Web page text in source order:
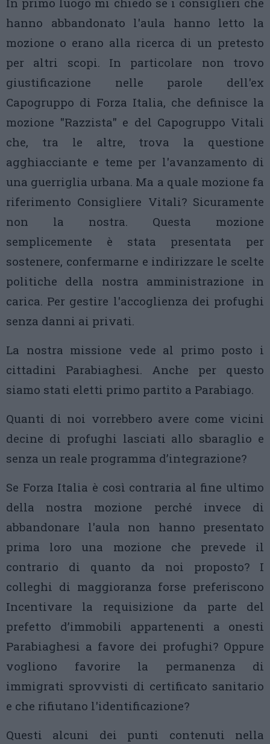
hanno abbandonato l'aula hanno letto la
mozione o erano alla ricerca di un pretesto
per altri scopi. In particolare non trovo
giustificazione nelle parole dell'ex
Capogruppo di Forza Italia, che definisce la
mozione "Razzista" e del Capogruppo Vitali
che, tra le altre, trova la questione
agghiacciante e teme per l'avanzamento di
una guerriglia urbana. Ma a quale mozione fa
riferimento Consigliere Vitali? Sicuramente
non la nostra. Questa mozione
semplicemente è stata presentata per
sostenere, confermarne e indirizzare le scelte
politiche della nostra amministrazione in
carica. Per gestire l'accoglienza dei profughi
senza danni ai privati.
La nostra missione vede al primo posto i
cittadini Parabiaghesi. Anche per questo
siamo stati eletti primo partito a Parabiago.
Quanti di noi vorrebbero avere come vicini
decine di profughi lasciati allo sbaraglio e
senza un reale programma d’integrazione?
Se Forza Italia è così contraria al fine ultimo
della nostra mozione perché invece di
abbandonare l'aula non hanno presentato
prima loro una mozione che prevede il
contrario di quanto da noi proposto? I
colleghi di maggioranza forse preferiscono
Incentivare la requisizione da parte del
prefetto d’immobili appartenenti a onesti
Parabiaghesi a favore dei profughi? Oppure
vogliono favorire la permanenza di
immigrati sprovvisti di certificato sanitario
e che rifiutano l'identificazione?
Questi alcuni dei punti contenuti nella